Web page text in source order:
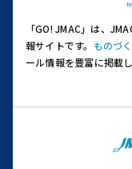
「GO! JMAC」は、
報サイトです。 ものづ
ール情報を豊富に掲載し